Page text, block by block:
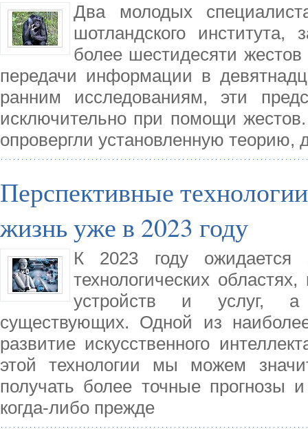
Два молодых
шотландского
более шестидесяти
передачи информации в
ранним исследованиям, эти
исключительно при помощи
опровергли установленную теорию,
Перспективные
жизнь уже в 2023 году
К 2023 году ожидается
технологических
устройств и услуг, а
существующих. Одной из
развитие искусственного
этой технологии мы можем
получать более точные прогнозы
когда-либо прежде